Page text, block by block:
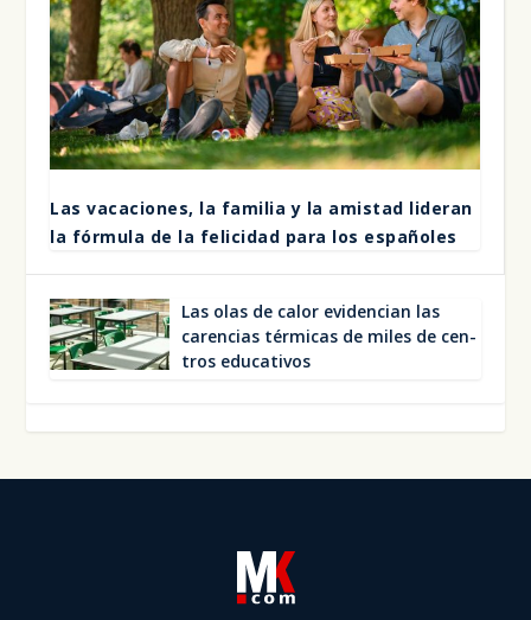
Las vaca­cio­nes, la fami­lia y la amis­tad lide­ran
la fór­mu­la de la feli­ci­dad para los espa­ño­les
Las olas de calor evi­den­cian las
caren­cias tér­mi­cas de miles de cen­
tros edu­ca­ti­vos